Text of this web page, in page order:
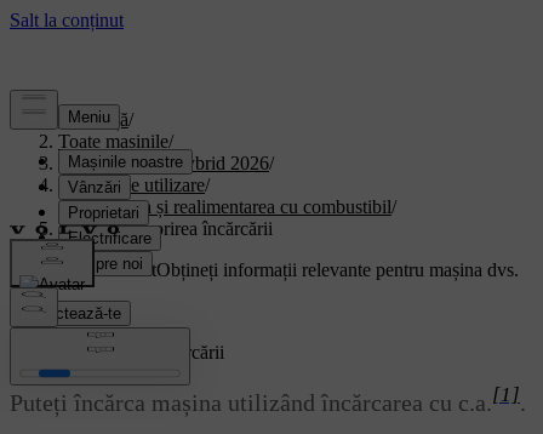
Asistență/
Toate mașinile/
XC90 Plug-in Hybrid 2026/
Manual de utilizare/
Încărcarea și realimentarea cu combustibil/
Pornirea și oprirea încărcării
Suport personalizatObțineți informații relevante pentru mașina dvs.
Conectează-te
Pornirea și oprirea încărcării
Puteți încărca mașina utilizând încărcarea cu c.a.[1].